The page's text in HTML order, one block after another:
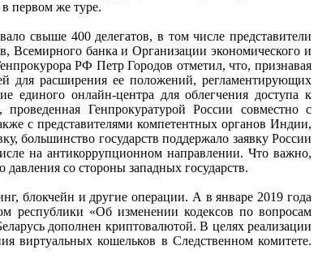
в первом же туре.
свыше 400 делегатов, в том числе представители
Всемирного банка и Организацииэкономического и
РФ Петр Городов отметил, что, признавая
для расширения ее положений,регламентирующих
единого онлайн-центра для облегчения доступа к
проведенная Генпрокуратурой России совместно с
с представителями компетентных органов Индии,
большинство государствподдержало заявку России
на антикоррупционном направлении. Что важно,
давления со стороны западных государств.
блокчейн и другие операции. А в январе 2019 года
республики «Об изменении кодексов повопросам
дополнен криптовалютой. В целях реализации
виртуальных кошельков в Следственном комитете.